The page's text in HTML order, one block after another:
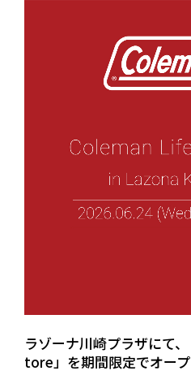
ラゾーナ川崎プラザにて
tore」を期間限定でオープ